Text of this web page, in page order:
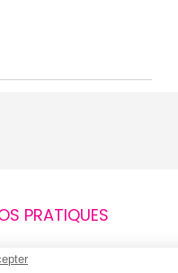
PRATIQUES
et remboursements